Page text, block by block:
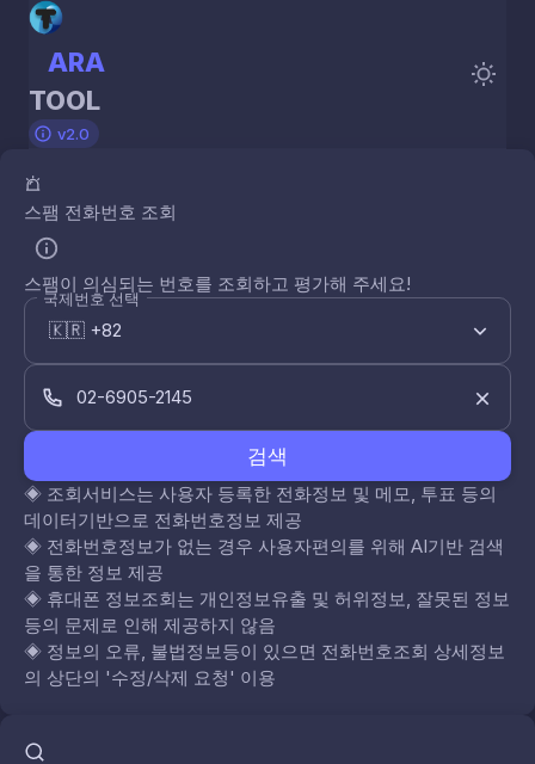
ARA
TOOL
v2.0
스팸 전화번호 조회
스팸이 의심되는 번호를 조회하고 평가해 주세요!
국제번호 선택
검색
◈ 조회서비스는 사용자 등록한 전화정보 및 메모, 투표 등의
데이터기반으로 전화번호정보 제공
◈ 전화번호정보가 없는 경우 사용자편의를 위해 AI기반 검색
을 통한 정보 제공
◈ 휴대폰 정보조회는 개인정보유출 및 허위정보, 잘못된 정보
등의 문제로 인해 제공하지 않음
◈ 정보의 오류, 불법정보등이 있으면 전화번호조회 상세정보
의 상단의 '수정/삭제 요청' 이용